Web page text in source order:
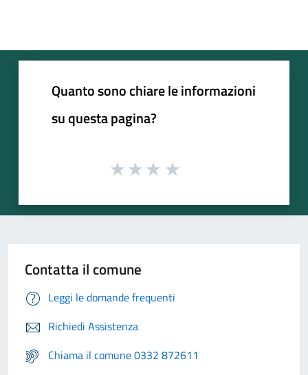
Quanto sono chiare le informazioni
su questa pagina?
Contatta il comune
Leggi le domande frequenti
Richiedi Assistenza
Chiama il comune 0332 872611